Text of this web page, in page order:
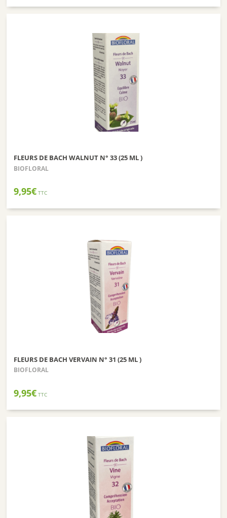
FLEURS DE BACH WALNUT N° 33 (25 ML )
BIOFLORAL
9,95€ TTC
FLEURS DE BACH VERVAIN N° 31 (25 ML )
BIOFLORAL
9,95€ TTC